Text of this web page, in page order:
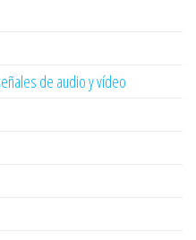
de audio y vídeo